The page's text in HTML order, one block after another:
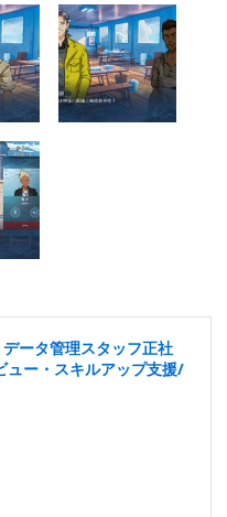
ータ管理スタッフ正社
ュー・スキルアップ支援/